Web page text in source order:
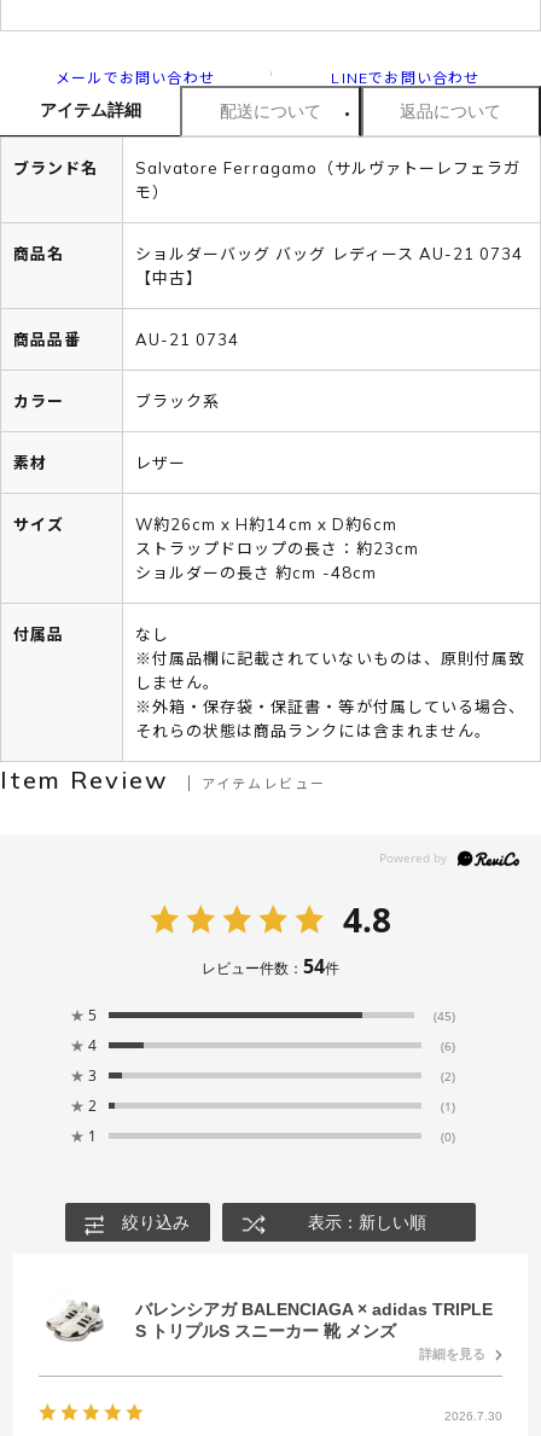
メールでお問い合わせ LINEでお問い合わせ
アイテム詳細 配送について 返品について
ブランド名
Salvatore Ferragamo（サルヴァトーレフェラガ
モ）
商品名
ショルダーバッグ バッグ レディース AU-21 0734
【中古】
商品品番 AU-21 0734
カラー ブラック系
素材 レザー
サイズ
W約26cm x H約14cm x D約6cm
ストラップドロップの長さ：約23cm
ショルダーの長さ 約cm -48cm
付属品
なし
※付属品欄に記載されていないものは、原則付属致
しません。
※外箱・保存袋・保証書・等が付属している場合、
それらの状態は商品ランクには含まれません。
Item Review アイテムレビュー
4.8
レビュー件数： 54件
★ 5 (45)
★ 4 (6)
★ 3 (2)
★ 2 (1)
★ 1 (0)
絞り込み 表示：新しい順
バレンシアガ BALENCIAGA × adidas TRIPLE
S トリプルS スニーカー 靴 メンズ
詳細を見る
2026.7.30